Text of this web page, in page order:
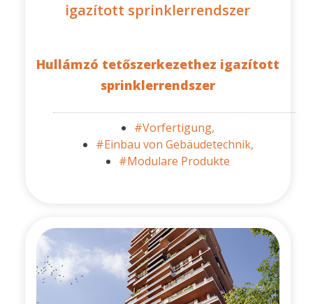
igazított sprinklerrendszer
Hullámzó tetőszerkezethez igazított
sprinklerrendszer
#Vorfertigung,
#Einbau von Gebäudetechnik,
#Modulare Produkte